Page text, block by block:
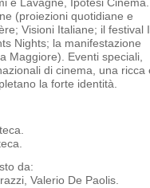
e Lavagne, Ipotesi Cinema.
(proiezioni quotidiane e
Visioni Italiane; il festival
Nights; la manifestazione
Maggiore). Eventi speciali,
di cinema, una ricca
la forte identità.
da:
Valerio De Paolis.